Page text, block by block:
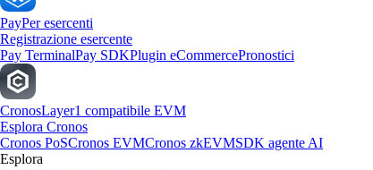
PayPer esercenti
Registrazione esercente
Pay TerminalPay SDKPlugin eCommercePronostici
CronosLayer1 compatibile EVM
Esplora Cronos
Cronos PoSCronos EVMCronos zkEVMSDK agente AI
Esplora